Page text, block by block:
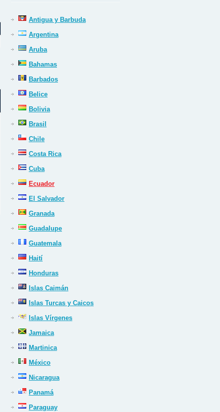
Antigua y Barbuda
Argentina
Aruba
Bahamas
Barbados
Belice
Bolivia
Brasil
Chile
Costa Rica
Cuba
Ecuador
El Salvador
Granada
Guadalupe
Guatemala
Haití
Honduras
Islas Caimán
Islas Turcas y Caicos
Islas Vírgenes
Jamaica
Martinica
México
Nicaragua
Panamá
Paraguay